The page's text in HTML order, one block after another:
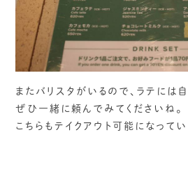
またバリスタがいるので、ラテには
ぜひ一緒に頼んでみてくださいね。
こちらもテイクアウト可能になってい